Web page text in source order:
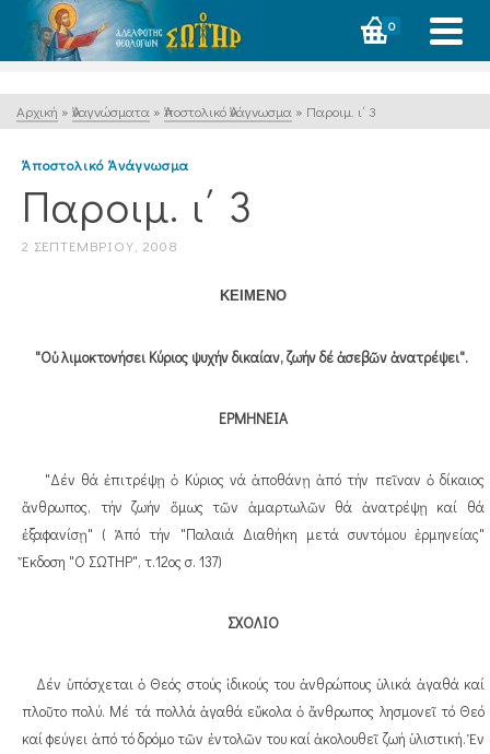
0
Αρχική » Ἀναγνώσματα » Ἀποστολικό Ἀνάγνωσμα » Παροιμ. ι΄ 3
Ἀποστολικό Ἀνάγνωσμα
Παροιμ. ι΄ 3
2 ΣΕΠΤΕΜΒΡΊΟΥ, 2008
ΚΕΙΜΕΝΟ
"Οὐ λιμοκτονήσει Κύριος ψυχήν δικαίαν, ζωήν δέ ἀσεβῶν ἀνατρέψει".
ΕΡΜΗΝΕΙΑ
"Δέν θά ἐπιτρέψῃ ὁ Κύριος νά ἀποθάνῃ ἀπό τήν πεῖναν ὁ δίκαιος
ἄνθρωπος, τήν ζωήν ὅμως τῶν ἁμαρτωλῶν θά ἀνατρέψῃ καί θά
ἐξαφανίσῃ" ( Ἀπό τήν "Παλαιά Διαθήκη μετά συντόμου ἑρμηνείας"
Ἔκδοση "Ο ΣΩΤΗΡ", τ.12ος σ. 137)
ΣΧΟΛΙΟ
Δέν ὑπόσχεται ὁ Θεός στούς ἰδικούς του ἀνθρώπους ὑλικά ἀγαθά καί
πλοῦτο πολύ. Μέ τά πολλά ἀγαθά εὔκολα ὁ ἄνθρωπος λησμονεῖ τό Θεό
καί φεύγει ἀπό τό δρόμο τῶν ἐντολῶν του καί ἀκολουθεῖ ζωή ὑλιστική. Ἐν